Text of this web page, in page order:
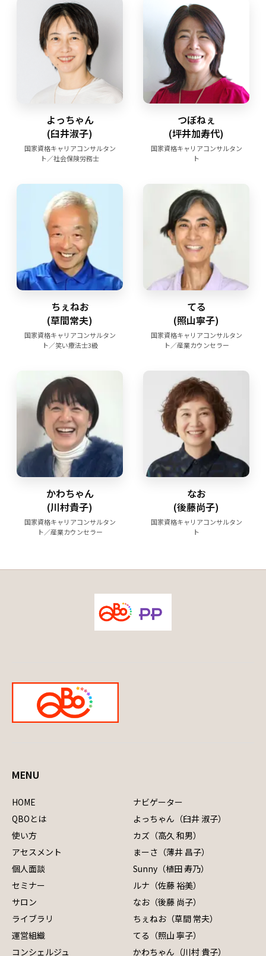
よっちゃん
(臼井淑子)
国家資格キャリアコンサルタン
ト／社会保険労務士
つぼねぇ
(坪井加寿代)
国家資格キャリアコンサルタン
ト
ちぇねお
(草間常夫)
国家資格キャリアコンサルタン
ト／笑い療法士3級
てる
(照山寧子)
国家資格キャリアコンサルタン
ト／産業カウンセラー
かわちゃん
(川村貴子)
国家資格キャリアコンサルタン
ト／産業カウンセラー
なお
(後藤尚子)
国家資格キャリアコンサルタン
ト
MENU
HOME
QBOとは
使い方
アセスメント
個人面談
セミナー
サロン
ライブラリ
運営組織
コンシェルジュ
ナビゲーター
よっちゃん（臼井 淑子）
カズ（高久 和男）
まーさ（薄井 昌子）
Sunny（植田 寿乃）
ルナ（佐藤 裕美）
なお（後藤 尚子）
ちぇねお（草間 常夫）
てる（照山 寧子）
かわちゃん（川村 貴子）